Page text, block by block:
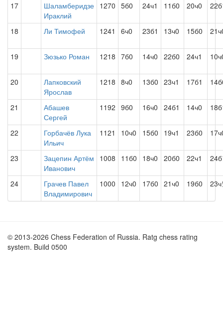
17
Шаламберидзе
Ираклий
1270 5б0 24ч1 11б0 20ч0
18 Ли Тимофей 1241 6ч0 23б1 13ч0 15б0
19 Зюзько Роман 1218 7б0 14ч0 22б0 24ч1
20
Лапковский
Ярослав
1218 8ч0 13б0 23ч1 17б1
21
Абашев
Сергей
1192 9б0 16ч0 24б1 14ч0
22
Горбачёв Лука
Ильич
1121 10ч0 15б0 19ч1 23б0
23
Зацепин Артём
Иванович
1008 11б0 18ч0 20б0 22ч1
24
Грачев Павел
Владимирович
1000 12ч0 17б0 21ч0 19б0
© 2013-2026 Chess Federation of Russia. Ratg chess rating
system. Build 0500